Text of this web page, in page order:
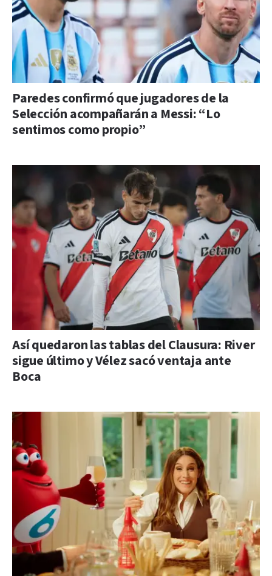
Paredes confirmó que jugadores de la
Selección acompañarán a Messi: “Lo
sentimos como propio”
Así quedaron las tablas del Clausura: River
sigue último y Vélez sacó ventaja ante
Boca